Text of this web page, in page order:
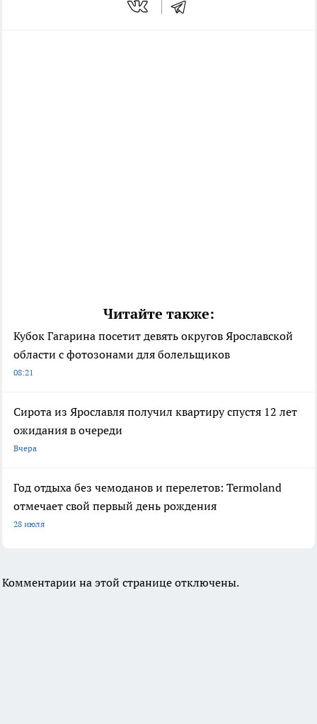
Читайте также:
Кубок Гагарина посетит девять округов Ярославской
области с фотозонами для болельщиков
08:21
Сирота из Ярославля получил квартиру спустя 12 лет
ожидания в очереди
Вчера
Год отдыха без чемоданов и перелетов: Termoland
отмечает свой первый день рождения
28 июля
Комментарии на этой странице отключены.